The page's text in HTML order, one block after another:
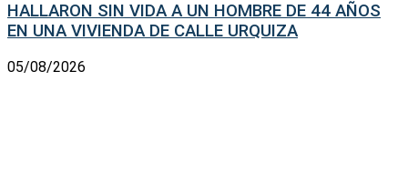
HALLARON SIN VIDA A UN HOMBRE DE 44 AÑOS
EN UNA VIVIENDA DE CALLE URQUIZA
05/08/2026